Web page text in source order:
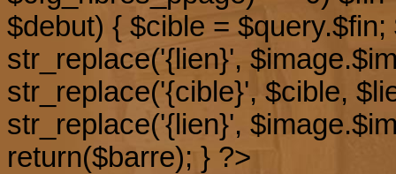
$debut) { $cible = $query.$fin;
str_replace('{lien}',
str_replace('{cible}', $cible,
str_replace('{lien}',
return($barre); } ?>